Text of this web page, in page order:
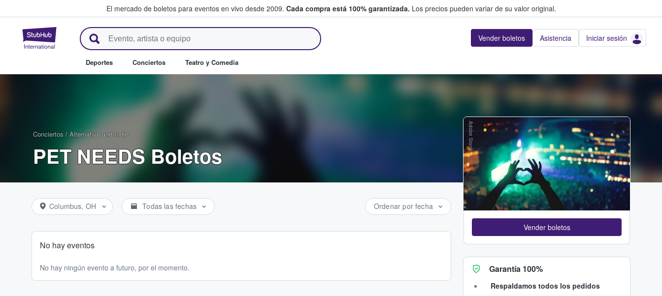
El mercado de boletos para eventos en vivo desde 2009. Cada compra está 100% garantizada. Los precios pueden variar de su valor original.
StubHub: donde los fans compran y venden boletos Vender boletos Asistencia Iniciar sesión
Deportes Conciertos Teatro y Comedia
Conciertos / Alternative and Indie
PET NEEDS Boletos
Columbus, OH Todas las fechas Ordenar por fecha
No hay eventos
No hay ningún evento a futuro, por el momento.
Adobe Stock
Vender boletos
Garantía 100%
Respaldamos todos los pedidos